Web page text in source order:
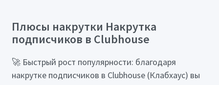
Плюсы накрутки Накрутка
подписчиков в Clubhouse
🚀 Быстрый рост популярности: благодаря
накрутке подписчиков в Clubhouse (Клабхаус) вы